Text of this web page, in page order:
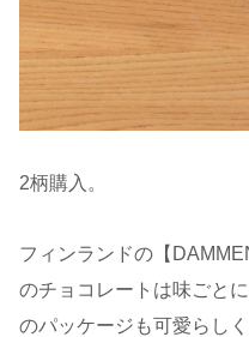
2柄購入。
フィンランドの【
のチョコレートは味ごと
のパッケージも可愛らし